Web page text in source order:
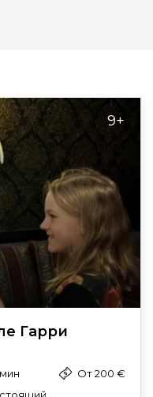
9+
Гарри
От 200 €